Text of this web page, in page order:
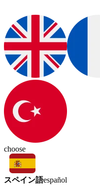
choose
スペイン語español